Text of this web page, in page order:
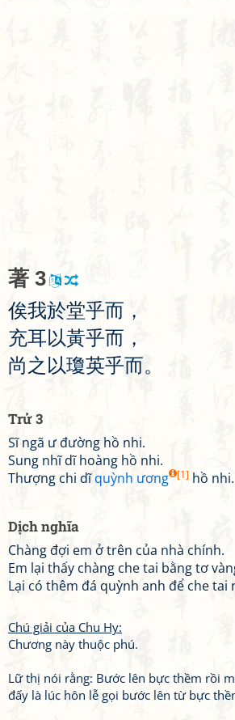
著 3
俟我於堂乎而 ，
充耳以黃乎而 ，
尚之 以瓊英乎而。
Trử 3
Sĩ ngã ư đường hồ nhi.
Sung nhĩ dĩ hoàng hồ nhi.
Thượng chi dĩquỳnh ương [1] hồ nhi.
Dịch nghĩa
Chàng đợi em ở trên của nhà chính.
Em lại thấy chàng che tai bằng tơ
Lại có thêm đá quỳnh anh để che tai
Chú giải của Chu Hy:
Chương này thuộc phú.
Lữ thị nói rằng: Bước lên bực thềm rồi
đấy là lúc hôn lễ gọi bước lên từ bực